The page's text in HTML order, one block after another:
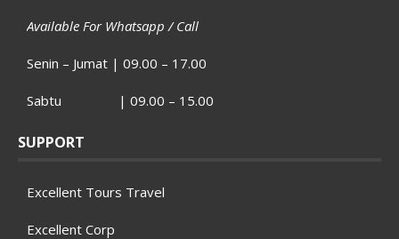
Available For Whatsapp / Call
Senin – Jumat | 09.00 – 17.00
Sabtu | 09.00 – 15.00
SUPPORT
Excellent Tours Travel
Excellent Corp